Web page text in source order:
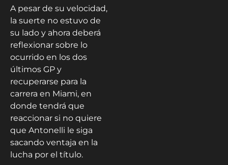
A pesar de su velocidad,
la suerte no estuvo de
su lado y ahora deberá
reflexionar sobre lo
ocurrido en los dos
últimos GP y
recuperarse para la
carrera en Miami, en
donde tendrá que
reaccionar si no quiere
que Antonelli le siga
sacando ventaja en la
lucha por el título.